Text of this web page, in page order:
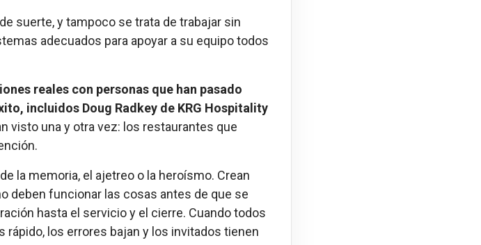
suerte, y tampoco se trata de trabajar sin
adecuados para apoyar a su equipo todos
reales con personas que han pasado
incluidos Doug Radkey de KRG Hospitality
visto una y otra vez: los restaurantes que
la memoria, el ajetreo o la heroísmo. Crean
deben funcionar las cosas antes de que se
hasta el servicio y el cierre. Cuando todos
los errores bajan y los invitados tienen